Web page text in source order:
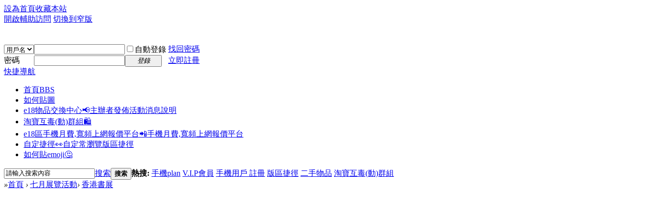
設為首頁收藏本站
開啟輔助訪問 切換到窄版
自動登錄 找回密碼
密碼
登錄
立即註冊
快捷導航
首頁BBS
如何貼圖
e18物品交換中心📢主辦者發佈活動消息說明
淘寶互毒(動)群組🛍️
e18區手機月費,寬頻上網報價平台📲手機月費,寬頻上網報價平台
自定捷徑👀自定常瀏覽版區捷徑
如何貼emoji🤔
搜索 搜索 熱搜: 手機plan V.I.P會員 手機用戶 註冊 版區捷徑 二手物品 淘寶互毒(動)群組
»首頁 › 七月展覽活動› 香港書展